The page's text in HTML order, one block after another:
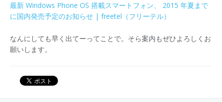
最新 Windows Phone OS 搭載スマートフォン、 2015 年夏まで
に国内発売予定のお知らせ | freetel（フリーテル）
なんにしても早く出てーってことで。そら案内もぜひよろしくお
願いします。